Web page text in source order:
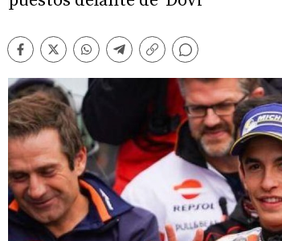
Facebook
TwitterWhatsapp
Telegram
Copiar
enlace
Comentarios